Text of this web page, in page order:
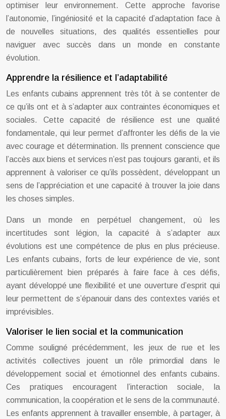
optimiser leur environnement. Cette approche favorise
l’autonomie, l’ingéniosité et la capacité d’adaptation face à
de nouvelles situations, des qualités essentielles pour
naviguer avec succès dans un monde en constante
évolution.
Apprendre la résilience et l’adaptabilité
Les enfants cubains apprennent très tôt à se contenter de
ce qu’ils ont et à s’adapter aux contraintes économiques et
sociales. Cette capacité de résilience est une qualité
fondamentale, qui leur permet d’affronter les défis de la vie
avec courage et détermination. Ils prennent conscience que
l’accès aux biens et services n’est pas toujours garanti, et ils
apprennent à valoriser ce qu’ils possèdent, développant un
sens de l’appréciation et une capacité à trouver la joie dans
les choses simples.
Dans un monde en perpétuel changement, où les
incertitudes sont légion, la capacité à s’adapter aux
évolutions est une compétence de plus en plus précieuse.
Les enfants cubains, forts de leur expérience de vie, sont
particulièrement bien préparés à faire face à ces défis,
ayant développé une flexibilité et une ouverture d’esprit qui
leur permettent de s’épanouir dans des contextes variés et
imprévisibles.
Valoriser le lien social et la communication
Comme souligné précédemment, les jeux de rue et les
activités collectives jouent un rôle primordial dans le
développement social et émotionnel des enfants cubains.
Ces pratiques encouragent l’interaction sociale, la
communication, la coopération et le sens de la communauté.
Les enfants apprennent à travailler ensemble, à partager, à